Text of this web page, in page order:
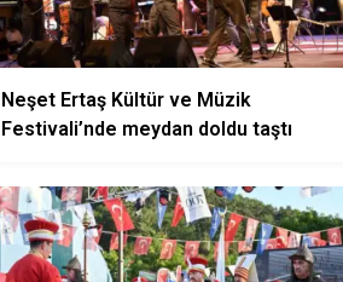
Neşet Ertaş Kültür ve Müzik
Festivali’nde meydan doldu taştı